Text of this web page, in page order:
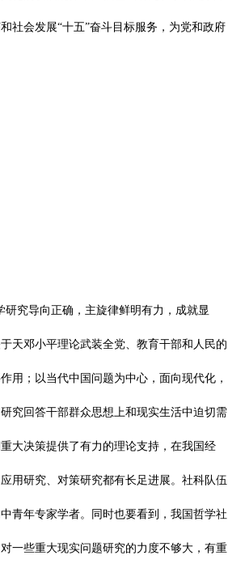
社会发展“十五”奋斗目标服务，为党和政府
究导向正确，主旋律鲜明有力，成就显
天邓小平理论武装全党、教育干部和人民的
用；以当代中国问题为中心，面向现代化，
究回答干部群众思想上和现实生活中迫切需
大决策提供了有力的理论支持，在我国经
用研究、对策研究都有长足进展。社科队伍
青年专家学者。同时也要看到，我国哲学社
一些重大现实问题研究的力度不够大，有重